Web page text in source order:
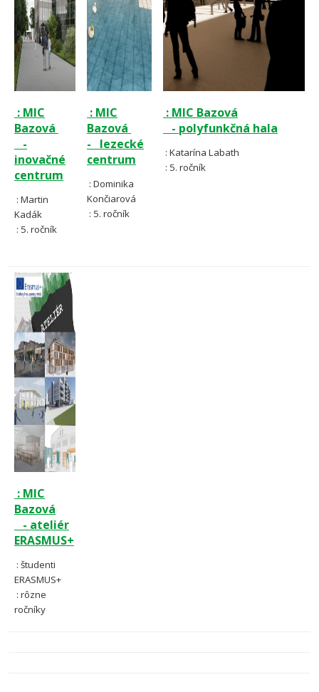
: MIC
Bazová
-
inovačné
centrum
: Martin
Kadák
: 5. ročník
: MIC
Bazová
- lezecké
centrum
: Dominika
Končiarová
: 5. ročník
: MIC Bazová
- polyfunkčná hala
: Katarína Labath
: 5. ročník
: MIC
Bazová
- ateliér
ERASMUS+
: študenti
ERASMUS+
: rôzne
ročníky